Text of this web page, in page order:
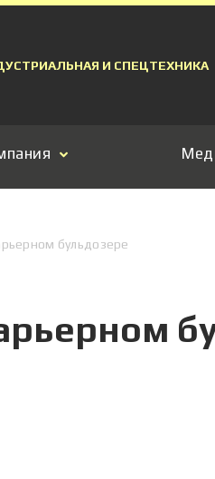
И СПЕЦТЕХНИКА
бульдозере